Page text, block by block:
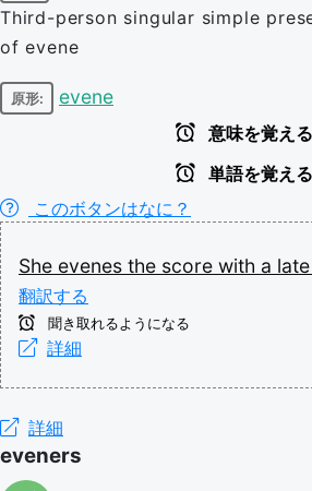
Third-person singular simple
of evene
原形: evene
意味を覚える
単語を覚える
このボタンはなに？
She evenes the score with a late
翻訳する
聞き取れるようになる
詳細
詳細
eveners